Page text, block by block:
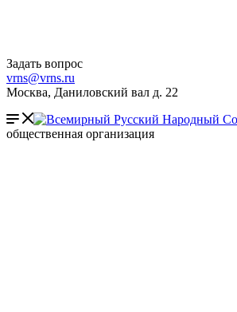
Задать вопрос
vrns@vrns.ru
Москва, Даниловский вал д. 22
общественная организация